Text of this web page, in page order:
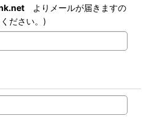
よりメールが届きますの
ださい。)